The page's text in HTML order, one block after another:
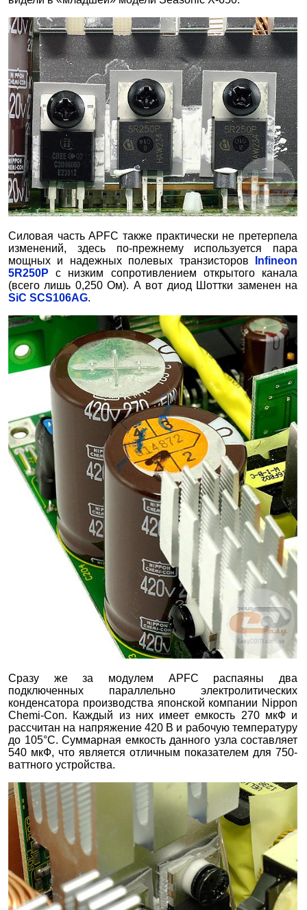
Силовая часть APFC также практически не претерпела
изменений, здесь по-прежнему используется пара
мощных и надежных полевых транзисторов
Infineon
5R250P с низким сопротивлением открытого канала
(всего лишь 0,250 Ом). А вот диод Шоттки заменен на
SiC SCS106AG.
Сразу же за модулем APFC распаяны два
подключенных параллельно электролитических
конденсатора производства японской компании Nippon
Chemi-Con. Каждый из них имеет емкость 270 мкФ и
рассчитан на напряжение 420 В и рабочую температуру
до 105°С. Суммарная емкость данного узла составляет
540 мкФ, что является отличным показателем для 750-
ваттного устройства.